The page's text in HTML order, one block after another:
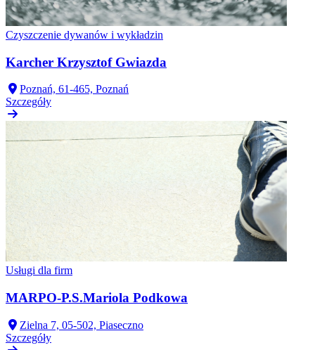
Czyszczenie dywanów i wykładzin
Karcher Krzysztof Gwiazda
Poznań, 61-465, Poznań
Szczegóły
Usługi dla firm
MARPO-P.S.Mariola Podkowa
Zielna 7, 05-502, Piaseczno
Szczegóły